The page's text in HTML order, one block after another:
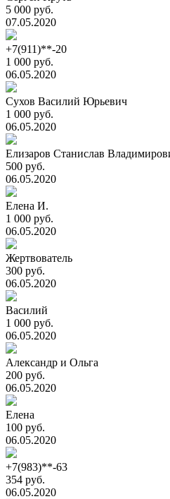
5 000 руб.
07.05.2020
+7(911)**-20
1 000 руб.
06.05.2020
Сухов Василий Юрьевич
1 000 руб.
06.05.2020
Елизаров Станислав
500 руб.
06.05.2020
Елена И.
1 000 руб.
06.05.2020
Жертвователь
300 руб.
06.05.2020
Василий
1 000 руб.
06.05.2020
Александр и Ольга
200 руб.
06.05.2020
Елена
100 руб.
06.05.2020
+7(983)**-63
354 руб.
06.05.2020